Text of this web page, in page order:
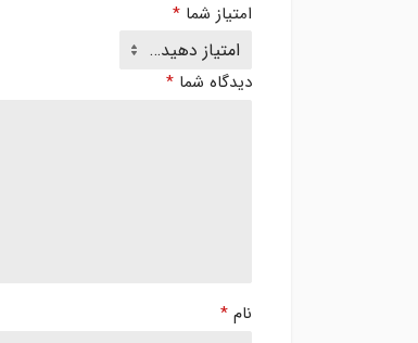
امتیاز شما *
دیدگاه شما *
نام *